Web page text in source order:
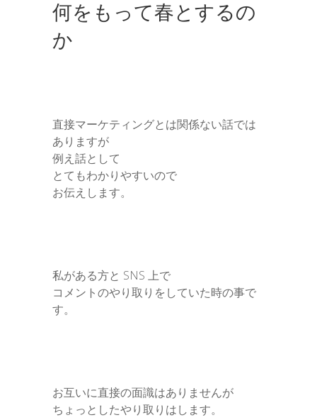
何をもって春とするの
か
直接マーケティングとは関係ない話では
ありますが
例え話として
とてもわかりやすいので
お伝えします。
私がある方と SNS 上で
コメントのやり取りをしていた時の事で
す。
お互いに直接の面識はありませんが
ちょっとしたやり取りはします。